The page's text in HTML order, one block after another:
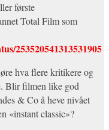
første
Total Film som
253520541313531905
hva flere kritikere og
Blir filmen like god
& Co å heve nivået
«instant classic»?